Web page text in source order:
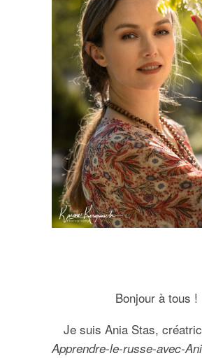
Bonjour à tous !
Je suis Ania Stas,
Apprendre-le-russe-avec-